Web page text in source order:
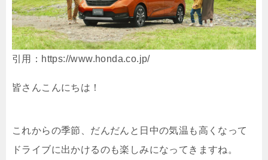
引用：https://www.honda.co.jp/
皆さんこんにちは！
これからの季節、だんだんと日中の気温も高くなって
ドライブに出かけるのも楽しみになってきますね。